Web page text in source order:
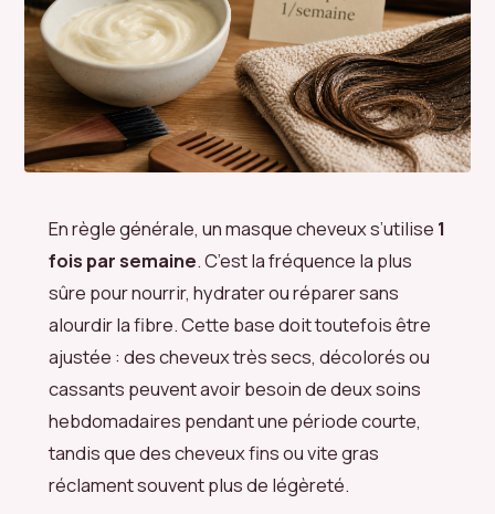
En règle générale, un masque cheveux s’utilise 1
fois par semaine. C’est la fréquence la plus
sûre pour nourrir, hydrater ou réparer sans
alourdir la fibre. Cette base doit toutefois être
ajustée : des cheveux très secs, décolorés ou
cassants peuvent avoir besoin de deux soins
hebdomadaires pendant une période courte,
tandis que des cheveux fins ou vite gras
réclament souvent plus de légèreté.